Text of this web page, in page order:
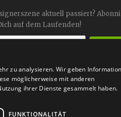
aktuell passiert?
auf dem Laufenden!

zu analysieren. Wir geben
möglicherweise mit anderen
ihrer Dienste gesammelt haben.
FUNKTIONALITÄT